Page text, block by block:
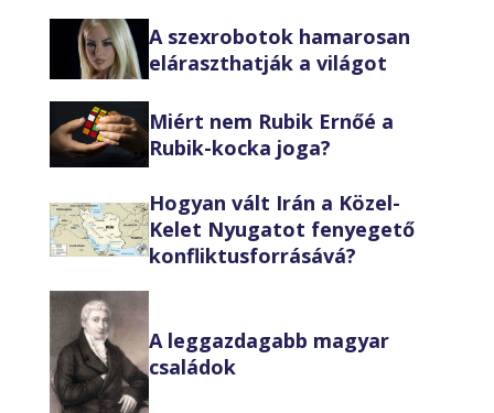
A szexrobotok hamarosan
eláraszthatják a világot
Miért nem Rubik Ernőé a
Rubik-kocka joga?
Hogyan vált Irán a Közel-
Kelet Nyugatot fenyegető
konfliktusforrásává?
A leggazdagabb magyar
családok